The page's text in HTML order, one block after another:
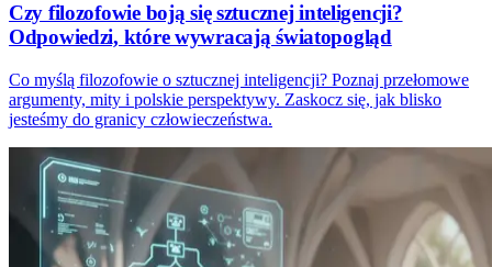
Czy filozofowie boją się sztucznej inteligencji?
Odpowiedzi, które wywracają światopogląd
Co myślą filozofowie o sztucznej inteligencji? Poznaj przełomowe
argumenty, mity i polskie perspektywy. Zaskocz się, jak blisko
jesteśmy do granicy człowieczeństwa.